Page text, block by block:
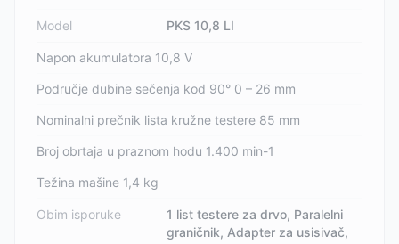
Model PKS 10,8 LI
Napon akumulatora 10,8 V
Područje dubine sečenja kod 90° 0 – 26 mm
Nominalni prečnik lista kružne testere 85 mm
Broj obrtaja u praznom hodu 1.400 min-1
Težina mašine 1,4 kg
Obim isporuke
1 list testere za drvo, Paralelni
graničnik, Adapter za usisivač,